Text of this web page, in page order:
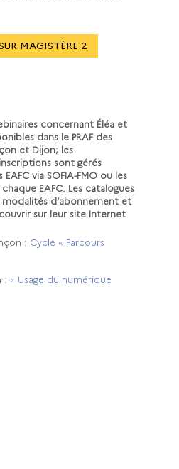
MAGISTÈRE 2
concernant Éléa et
dans le PRAF des
et Dijon; les
sont gérés
via SOFIA-FMO ou les
EAFC. Les catalogues
modalités d’abonnement et
sur leur site Internet
: Cycle « Parcours
: « Usage du numérique